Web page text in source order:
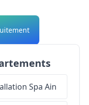
Spa Ain